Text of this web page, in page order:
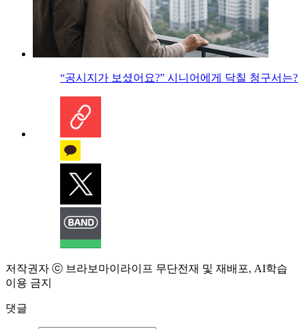
“공시지가 보셨어요?” 시니어에게 닥칠 청구서는?
저작권자 ⓒ 브라보마이라이프 무단전재 및 재배포, AI학습
이용 금지
댓글